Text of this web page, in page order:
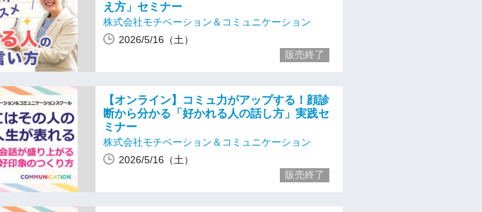
え方」セミナー
株式会社モチベーション＆コミュニケーション
2026/5/16（土）
販売終了
【オンライン】コミュ力がアップする！顔診
断から分かる「好かれる人の話し方」実践セ
ミナー
株式会社モチベーション＆コミュニケーション
2026/5/16（土）
販売終了